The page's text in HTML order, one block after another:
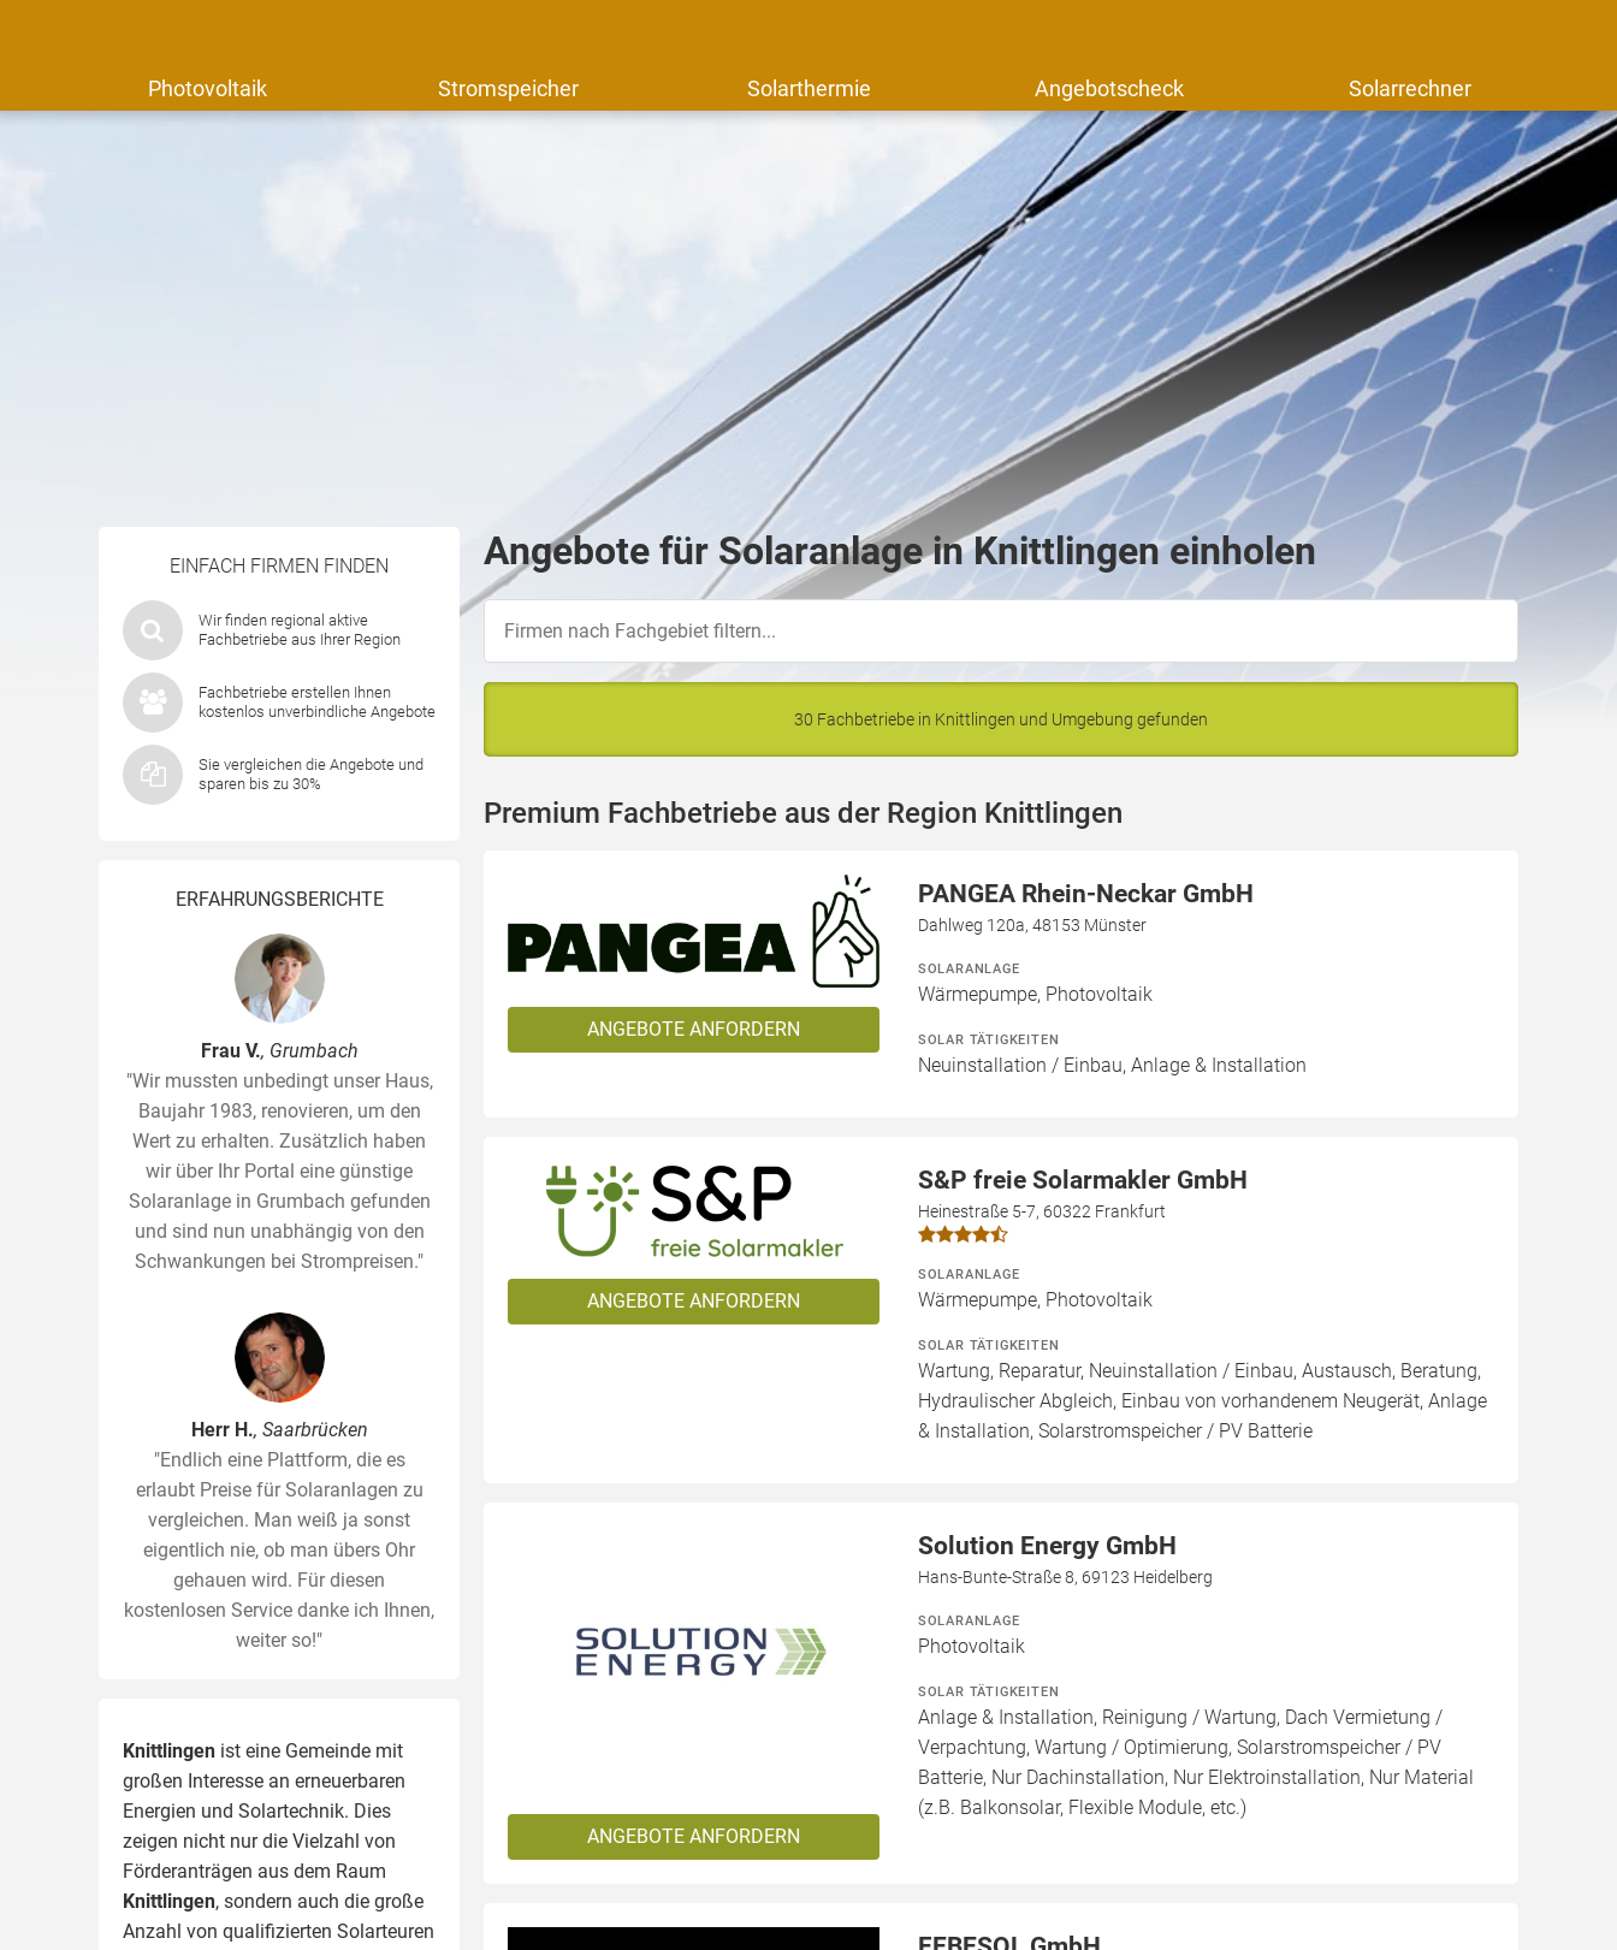
Photovoltaik Stromspeicher Solarthermie Angebotscheck Solarrechner
EINFACH FIRMEN FINDEN
Wir finden regional aktive
Fachbetriebe aus Ihrer Region
Fachbetriebe erstellen Ihnen
kostenlos unverbindliche Angebote
Sie vergleichen die Angebote und
sparen bis zu 30%
ERFAHRUNGSBERICHTE
Frau V., Grumbach
"Wir mussten unbedingt unser Haus,
Baujahr 1983, renovieren, um den
Wert zu erhalten. Zusätzlich haben
wir über Ihr Portal eine günstige
Solaranlage in Grumbach gefunden
und sind nun unabhängig von den
Schwankungen bei Strompreisen."
Herr H., Saarbrücken
"Endlich eine Plattform, die es
erlaubt Preise für Solaranlagen zu
vergleichen. Man weiß ja sonst
eigentlich nie, ob man übers Ohr
gehauen wird. Für diesen
kostenlosen Service danke ich Ihnen,
weiter so!"
Knittlingen ist eine Gemeinde mit
großen Interesse an erneuerbaren
Energien und Solartechnik. Dies
zeigen nicht nur die Vielzahl von
Förderanträgen aus dem Raum
Knittlingen, sondern auch die große
Anzahl von qualifizierten Solarteuren
Angebote für Solaranlage in Knittlingen einholen
30 Fachbetriebe in Knittlingen und Umgebung gefunden
Premium Fachbetriebe aus der Region Knittlingen
ANGEBOTE ANFORDERN
PANGEA Rhein-Neckar GmbH
Dahlweg 120a, 48153 Münster
SOLARANLAGE
Wärmepumpe, Photovoltaik
SOLAR TÄTIGKEITEN
Neuinstallation / Einbau, Anlage & Installation
ANGEBOTE ANFORDERN
S&P freie Solarmakler GmbH
Heinestraße 5-7, 60322 Frankfurt
SOLARANLAGE
Wärmepumpe, Photovoltaik
SOLAR TÄTIGKEITEN
Wartung, Reparatur, Neuinstallation / Einbau, Austausch, Beratung,
Hydraulischer Abgleich, Einbau von vorhandenem Neugerät, Anlage
& Installation, Solarstromspeicher / PV Batterie
ANGEBOTE ANFORDERN
Solution Energy GmbH
Hans-Bunte-Straße 8, 69123 Heidelberg
SOLARANLAGE
Photovoltaik
SOLAR TÄTIGKEITEN
Anlage & Installation, Reinigung / Wartung, Dach Vermietung /
Verpachtung, Wartung / Optimierung, Solarstromspeicher / PV
Batterie, Nur Dachinstallation, Nur Elektroinstallation, Nur Material
(z.B. Balkonsolar, Flexible Module, etc.)